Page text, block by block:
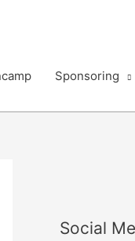
Sponsoring
Social